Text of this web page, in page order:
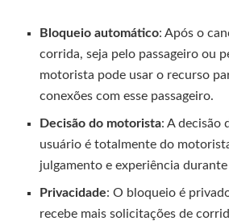
Bloqueio automático: Após o
corrida, seja pelo passageiro ou
motorista pode usar o recurso
conexões com esse passageiro.
Decisão do motorista: A decisão
usuário é totalmente do
julgamento e experiência
Privacidade: O bloqueio é
recebe mais solicitações de